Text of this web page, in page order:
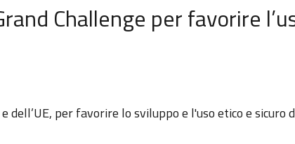
Challenge per favorire
dell’UE, per favorire lo sviluppo e l'uso etico e